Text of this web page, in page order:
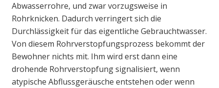
Abwasserrohre, und zwar vorzugsweise in
Rohrknicken. Dadurch verringert sich die
Durchlässigkeit für das eigentliche Gebrauchtwasser.
Von diesem Rohrverstopfungsprozess bekommt der
Bewohner nichts mit. Ihm wird erst dann eine
drohende Rohrverstopfung signalisiert, wenn
atypische Abflussgeräusche entstehen oder wenn